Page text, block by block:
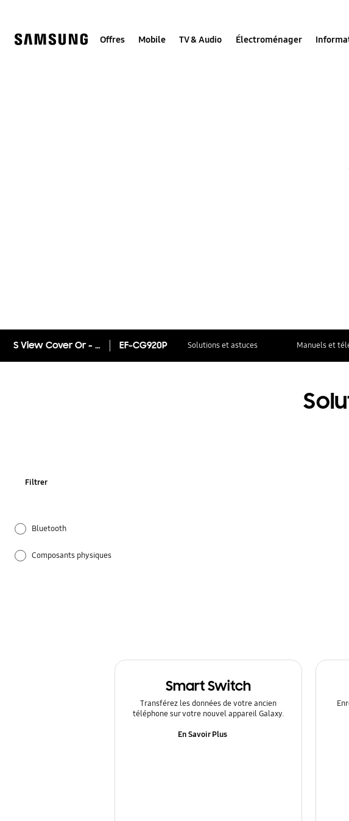
Offres Mobile TV & Audio Électroménager
S View Cover Or - Galaxy S6 EF-CG920P Solutions et astuces Manuels et
Filtrer
Bluetooth
Composants physiques
Smart Switch
Transférez les données de votre ancien
téléphone sur votre nouvel appareil Galaxy.
En Savoir Plus